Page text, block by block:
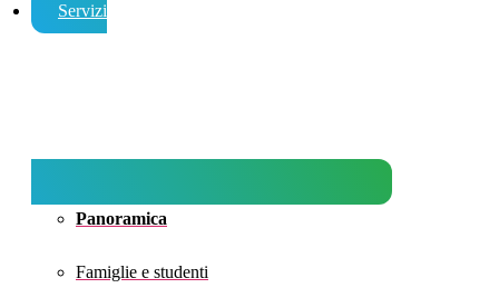
Servizi
Panoramica
Famiglie e studenti